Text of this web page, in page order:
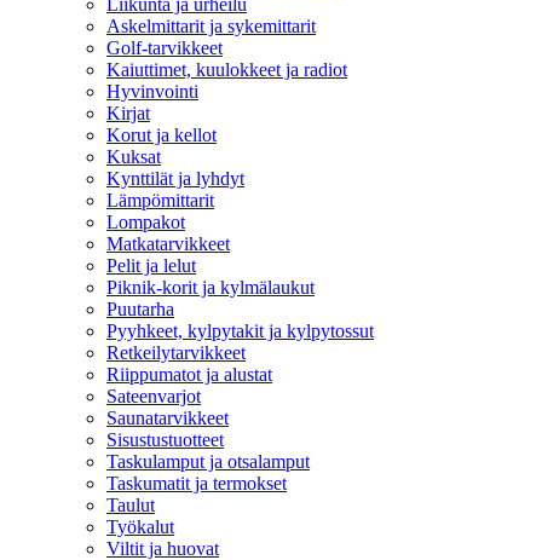
Liikunta ja urheilu
Askelmittarit ja sykemittarit
Golf-tarvikkeet
Kaiuttimet, kuulokkeet ja radiot
Hyvinvointi
Kirjat
Korut ja kellot
Kuksat
Kynttilät ja lyhdyt
Lämpömittarit
Lompakot
Matkatarvikkeet
Pelit ja lelut
Piknik-korit ja kylmälaukut
Puutarha
Pyyhkeet, kylpytakit ja kylpytossut
Retkeilytarvikkeet
Riippumatot ja alustat
Sateenvarjot
Saunatarvikkeet
Sisustustuotteet
Taskulamput ja otsalamput
Taskumatit ja termokset
Taulut
Työkalut
Viltit ja huovat